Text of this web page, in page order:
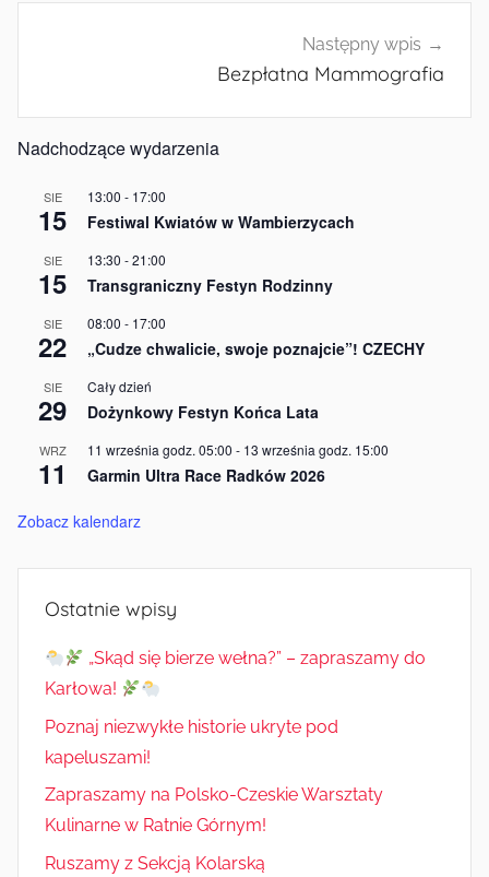
Następny wpis
Bezpłatna Mammografia
Nadchodzące wydarzenia
SIE
15
13:00 - 17:00
Festiwal Kwiatów w Wambierzycach
SIE
15
13:30 -21:00
Transgraniczny Festyn Rodzinny
SIE
22
08:00 - 17:00
„Cudze chwalicie, swoje poznajcie”! CZECHY
SIE
29
Cały dzień
Dożynkowy Festyn Końca Lata
WRZ
11
11 września godz. 05:00 - 13 września godz. 15:00
Garmin Ultra Race Radków 2026
Zobacz kalendarz
Ostatnie wpisy
„Skąd się bierze wełna?” – zapraszamy do
Karłowa!
Poznaj niezwykłe historie ukryte pod
kapeluszami!
Zapraszamy na Polsko-Czeskie Warsztaty
Kulinarne w Ratnie Górnym!
Ruszamy z Sekcją Kolarską